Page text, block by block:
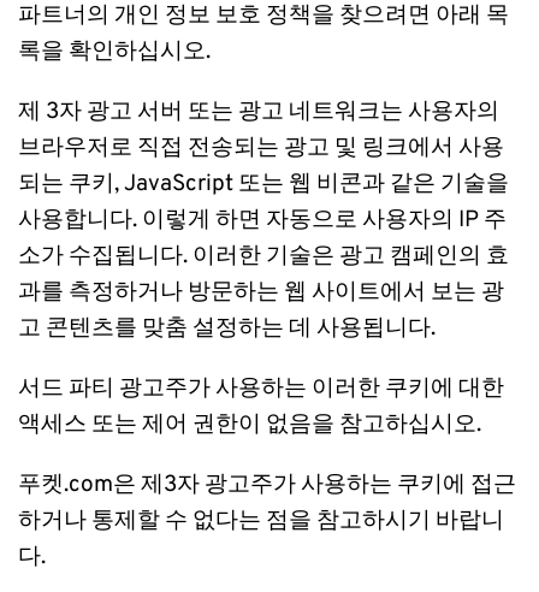
파트너의 개인 정보 보호 정책을 찾으려면 아래 목
록을 확인하십시오.
제 3자 광고 서버 또는 광고 네트워크는 사용자의
브라우저로 직접 전송되는 광고 및 링크에서 사용
되는 쿠키, JavaScript 또는 웹 비콘과 같은 기술을
사용합니다. 이렇게 하면 자동으로 사용자의 IP 주
소가 수집됩니다. 이러한 기술은 광고 캠페인의 효
과를 측정하거나 방문하는 웹 사이트에서 보는 광
고 콘텐츠를 맞춤 설정하는 데 사용됩니다.
서드 파티 광고주가 사용하는 이러한 쿠키에 대한
액세스 또는 제어 권한이 없음을 참고하십시오.
푸켓.com은 제3자 광고주가 사용하는 쿠키에 접근
하거나 통제할 수 없다는 점을 참고하시기 바랍니
다.